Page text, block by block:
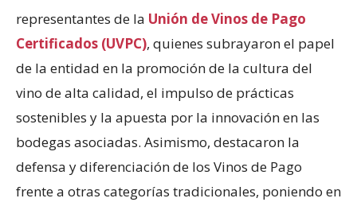
representantes de la Unión de Vinos de Pago
Certificados (UVPC), quienes subrayaron el papel
de la entidad en la promoción de la cultura del
vino de alta calidad, el impulso de prácticas
sostenibles y la apuesta por la innovación en las
bodegas asociadas. Asimismo, destacaron la
defensa y diferenciación de los Vinos de Pago
frente a otras categorías tradicionales, poniendo en